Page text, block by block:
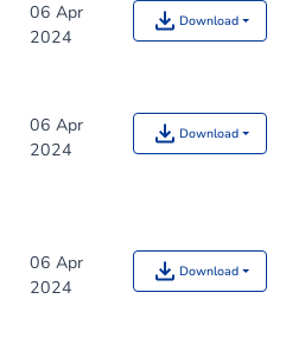
06 Apr
2024
Download
06 Apr
2024
Download
06 Apr
2024
Download